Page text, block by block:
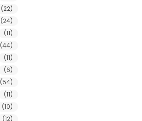
(22)
(24)
(11)
(44)
(11)
(6)
(54)
(11)
(10)
(12)